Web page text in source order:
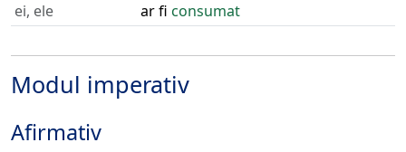
ei, ele
ar fi consumat
Modul imperativ
Afirmativ